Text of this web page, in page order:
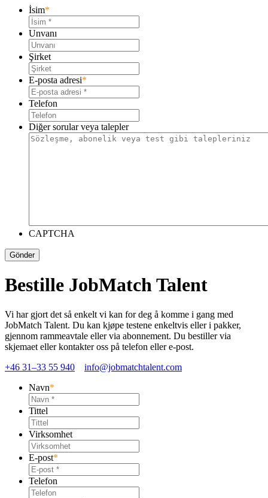
İsim*
Unvanı
Şirket
E-posta adresi*
Telefon
Diğer sorular veya talepler
CAPTCHA
Bestille JobMatch Talent
Vi har gjort det så enkelt vi kan for deg å komme i gang med
JobMatch Talent. Du kan kjøpe testene enkeltvis eller i pakker,
gjennom rammeavtale eller via abonnement. Du bestiller via
skjemaet eller kontakter oss på telefon eller e-post.
+46 31–33 55 940
info@jobmatchtalent.com
Navn*
Tittel
Virksomhet
E-post*
Telefon